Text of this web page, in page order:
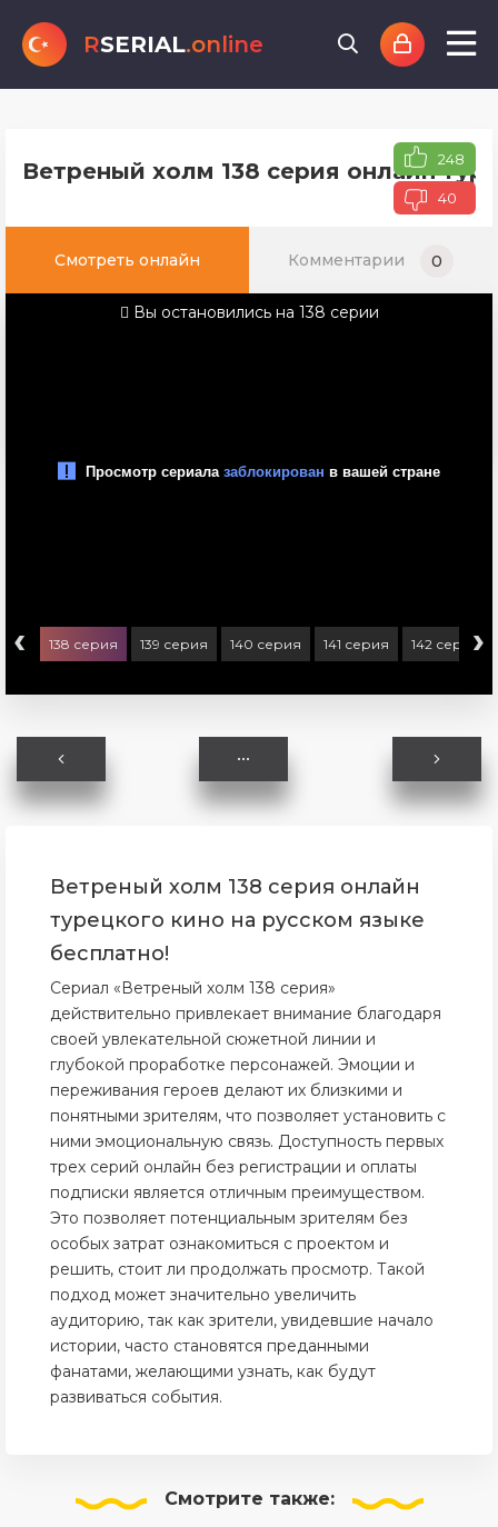
RSERIAL.online
Ветреный холм 138 серия онлайн 248
40
Смотреть онлайн Комментарии 0
Вы остановились на 138 серии
‹ 138 серия 139 серия 140 серия 141 серия 142 серия›
Ветреный холм 138 серия онлайн
турецкого кино на русском языке
бесплатно!
Сериал «Ветреный холм 138 серия»
действительно привлекает внимание благодаря
своей увлекательной сюжетной линии и
глубокой проработке персонажей. Эмоции и
переживания героев делают их близкими и
понятными зрителям, что позволяет установить с
ними эмоциональную связь. Доступность первых
трех серий онлайн без регистрации и оплаты
подписки является отличным преимуществом.
Это позволяет потенциальным зрителям без
особых затрат ознакомиться с проектом и
решить, стоит ли продолжать просмотр. Такой
подход может значительно увеличить
аудиторию, так как зрители, увидевшие начало
истории, часто становятся преданными
фанатами, желающими узнать, как будут
развиваться события.
Смотрите также: